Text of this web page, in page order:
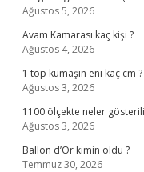
Ağustos 5, 2026
Avam Kamarası kaç kişi ?
Ağustos 4, 2026
1 top kumaşın eni kaç cm ?
Ağustos 3, 2026
1100 ölçekte neler
Ağustos 3, 2026
Ballon d’Or kimin oldu ?
Temmuz 30, 2026